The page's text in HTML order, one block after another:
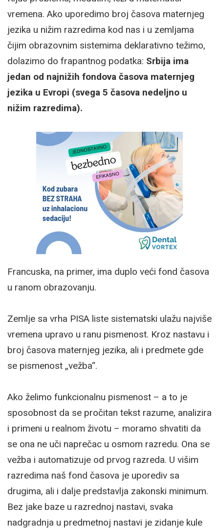
vremena. Ako uporedimo broj časova maternjeg
jezika u nižim razredima kod nas i u zemljama
čijim obrazovnim sistemima deklarativno težimo,
dolazimo do frapantnog podatka: Srbija ima
jedan od najnižih fondova časova maternjeg
jezika u Evropi (svega 5 časova nedeljno u
nižim razredima).
Francuska, na primer, ima duplo veći fond časova
u ranom obrazovanju.
Zemlje sa vrha PISA liste sistematski ulažu najviše
vremena upravo u ranu pismenost. Kroz nastavu i
broj časova maternjeg jezika, ali i predmete gde
se pismenost „vežba“.
Ako želimo funkcionalnu pismenost – a to je
sposobnost da se pročitan tekst razume, analizira
i primeni u realnom životu – moramo shvatiti da
se ona ne uči naprečac u osmom razredu. Ona se
vežba i automatizuje od prvog razreda. U višim
razredima naš fond časova je uporediv sa
drugima, ali i dalje predstavlja zakonski minimum.
Bez jake baze u razrednoj nastavi, svaka
nadgradnja u predmetnoj nastavi je zidanje kule